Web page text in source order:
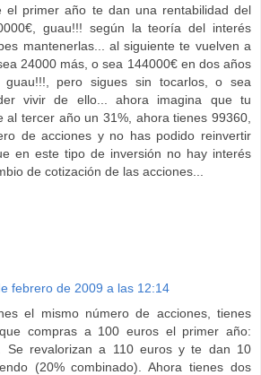
el primer año te dan una rentabilidad del
guau!!! según la teoría del interés
mantenerlas... al siguiente te vuelven a
24000 más, o sea 144000€ en dos años
guau!!!, pero sigues sin tocarlos, o sea
vivir de ello... ahora imagina que tu
al tercer año un 31%, ahora tienes 99360,
de acciones y no has podido reinvertir
en este tipo de inversión no hay interés
de cotización de las acciones...
febrero de 2009 a las 12:14
el mismo número de acciones, tienes
compras a 100 euros el primer año:
Se revalorizan a 110 euros y te dan 10
(20% combinado). Ahora tienes dos